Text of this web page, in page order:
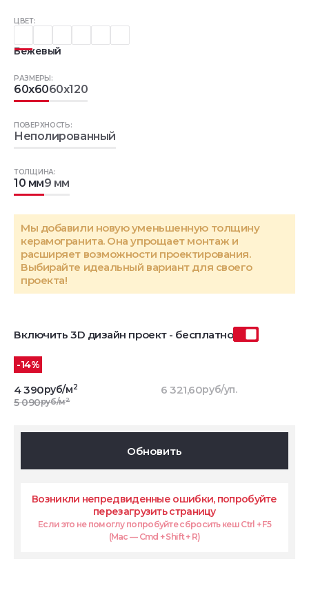
ЦВЕТ:
Бежевый
РАЗМЕРЫ:
60x6060x120
ТОЛЩИНА:
10 мм9 мм
ПОВЕРХНОСТЬ:
Неполированный
Мы добавили новую уменьшенную толщину
керамогранита. Она упрощает монтаж и
расширяет возможности проектирования.
Выбирайте идеальный вариант для своего
проекта!
Включить 3D дизайн проект - бесплатно
-14%
4 390руб/м2
5 090руб/м2
6 321,60руб/уп.
Обновить
Возникли непредвиденные ошибки, попробуйте
перезагрузить страницу
Если это не помоглу попробуйте сбросить кеш Ctrl + F5
(Mac — Cmd + Shift + R)